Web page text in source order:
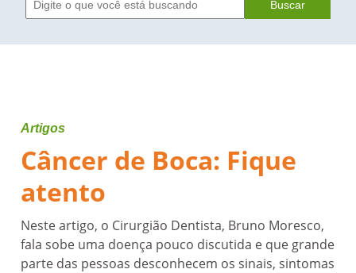
Buscar
Artigos
Câncer de Boca: Fique
atento
Neste artigo, o Cirurgião Dentista, Bruno Moresco,
fala sobe uma doença pouco discutida e que grande
parte das pessoas desconhecem os sinais, sintomas